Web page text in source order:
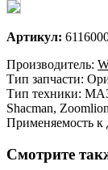
Артикул:
Производитель:
Тип запчасти:
Тип техники:
Shacman,
Применяемость к
Смотрите